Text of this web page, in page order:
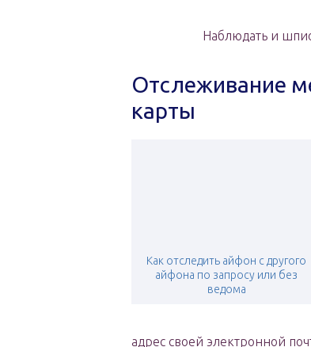
Наблюдать и
Отслеживание
карты
Как отследить айфон с другого
айфона по запросу или без
ведома
адрес своей электронной